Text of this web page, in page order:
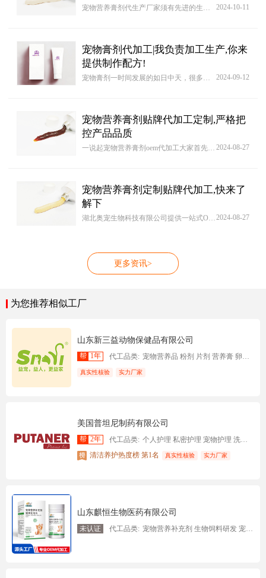
2024-10-11
宠物营养膏剂代生产厂家须有先进的生产代加工设备，可进行宠物营养膏剂产品生产代加工服务，有质量为保证，生产周期短的宠物营养膏剂生产厂家往往更受欢迎。代加工宠物营养膏剂宠物营养膏剂，统一配送，优质宠物营养膏剂原料，到到成品服务，全程服务食品溯源，品牌商可个性定制，满足不同需求。
宠物膏剂代加工|我负责加工生产,你来
提供制作配方!
2024-09-12
宠物膏剂一时间发展的如日中天，很多客户都开始逐渐的做起了贴牌加业务，这也让市场中越来越多的宠物膏剂OEM厂家发展了起来，所以很多贴牌商面对市场上众多的宠物膏剂厂家，都被怎么选择厂家这个问题给难住了。怎么找一个既符合自己的贴牌需求又拥有丰富的贴牌生产经验厂家，就得掌握辨识实力型宠物膏剂贴牌的方法，而最简单粗暴的方法就是自己去厂家或是到企业里进行参观了解，这样自己才能眼见为实。
宠物营养膏剂贴牌代加工定制,严格把
控产品品质
2024-08-27
一说起宠物营养膏剂oem代加工大家首先想到的是价格行情，代加工产品是一分价钱一分货，一个高品质好产品一定是相对性贵些一些，但对于产品品质就必须用心地考虑到了，因为这个关系着未来在市场中产品销售状况。
宠物营养膏剂定制贴牌代加工,快来了
解下
2024-08-27
湖北奥宠生物科技有限公司提供一站式OEM/ODM服务，标准GMP认证厂房，品质有保障。有成熟生产线，轻松减掉研发成本。包材设计和选购一应俱全，快速简单！也可说出您的想法，我们为您量身定做，直到满意为止！
更多资讯>
为您推荐相似工厂
山东新三益动物保健品有限公司
帮 1年 代工品类: 宠物营养品 粉剂 片剂 营养膏 卵磷脂 液态 胶囊 益生菌
真实性核验 实力厂家
美国普坦尼制药有限公司
帮 2年 代工品类: 个人护理 私密护理 宠物护理 洗衣护理 家用清洁 保健食品
清洁养护热度榜 第1名
真实性核验 实力厂家
山东麒恒生物医药有限公司
未认证 代工品类: 宠物营养补充剂 生物饲料研发 宠物食品及用品零售 宠物物食品及用品批发